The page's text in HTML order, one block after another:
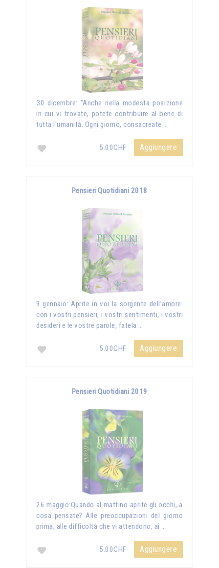
30 dicembre: "Anche nella modesta posizione
in cui vi trovate, potete contribuire al bene di
tutta l'umanità. Ogni giorno, consacreate …
5.00CHF Aggiungere
Pensieri Quotidiani 2018
9 gennaio: Aprite in voi la sorgente dell’amore:
con i vostri pensieri, i vostri sentimenti, i vostri
desideri e le vostre parole, fatela …
5.00CHF Aggiungere
Pensieri Quotidiani 2019
26 maggio:Quando al mattino aprite gli occhi, a
cosa pensate? Alle preoccupazioni del giorno
prima, alle difficoltà che vi attendono, ai …
5.00CHF Aggiungere